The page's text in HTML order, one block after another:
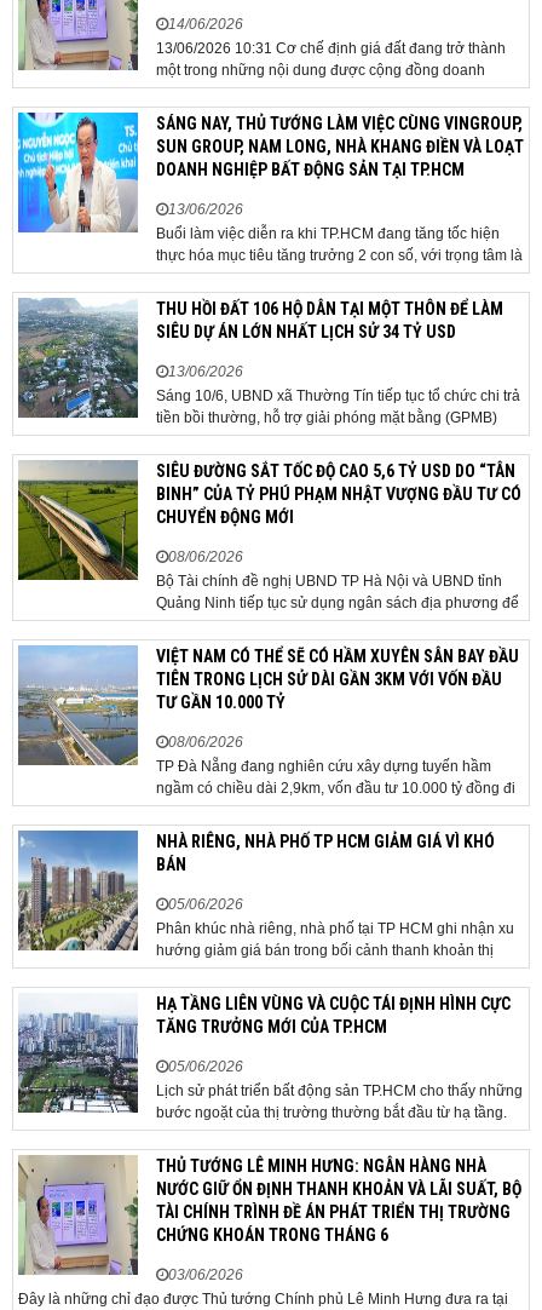
14/06/2026
13/06/2026 10:31 Cơ chế định giá đất đang trở thành
một trong những nội dung được cộng đồng doanh
nghiệp, các chuyên gia và cơ quan quản lý đặc biệt
quan tâm khi tác động trực tiếp đến quá trình triển khai
dự án, thu hút đầu tư và sự phát triển ổn định của...
SÁNG NAY, THỦ TƯỚNG LÀM VIỆC CÙNG VINGROUP,
SUN GROUP, NAM LONG, NHÀ KHANG ĐIỀN VÀ LOẠT
DOANH NGHIỆP BẤT ĐỘNG SẢN TẠI TP.HCM
13/06/2026
Buổi làm việc diễn ra khi TP.HCM đang tăng tốc hiện
thực hóa mục tiêu tăng trưởng 2 con số, với trọng tâm là
giải ngân đầu tư công, hoàn thiện mô hình chính quyền
địa phương 2 cấp, phát triển nhà ở xã hội và xử lý các
vướng mắc về cơ chế, chính...
THU HỒI ĐẤT 106 HỘ DÂN TẠI MỘT THÔN ĐỂ LÀM
SIÊU DỰ ÁN LỚN NHẤT LỊCH SỬ 34 TỶ USD
13/06/2026
Sáng 10/6, UBND xã Thường Tín tiếp tục tổ chức chi trả
tiền bồi thường, hỗ trợ giải phóng mặt bằng (GPMB)
cho 106 hộ gia đình, cá nhân thuộc diện thu hồi đất để
thực hiện dự án Khu đô thị thể thao Quốc tế Hà Nội trên
địa bàn thôn Nhuệ Giang. Trong...
SIÊU ĐƯỜNG SẮT TỐC ĐỘ CAO 5,6 TỶ USD DO “TÂN
BINH” CỦA TỶ PHÚ PHẠM NHẬT VƯỢNG ĐẦU TƯ CÓ
CHUYỂN ĐỘNG MỚI
08/06/2026
Bộ Tài chính đề nghị UBND TP Hà Nội và UBND tỉnh
Quảng Ninh tiếp tục sử dụng ngân sách địa phương để
thực hiện công tác giải phóng mặt bằng đối với phần
tuyến đi qua địa bàn hai địa phương, bảo đảm tiến độ
triển khai. Bộ Tài chính vừa có công văn...
VIỆT NAM CÓ THỂ SẼ CÓ HẦM XUYÊN SÂN BAY ĐẦU
TIÊN TRONG LỊCH SỬ DÀI GẦN 3KM VỚI VỐN ĐẦU
TƯ GẦN 10.000 TỶ
08/06/2026
TP Đà Nẵng đang nghiên cứu xây dựng tuyến hầm
ngầm có chiều dài 2,9km, vốn đầu tư 10.000 tỷ đồng đi
qua sân bay quốc tế. TP Đà Nẵng đang nghiên cứu một
phương án hạ tầng mang tính đột phá khi đề xuất xây
dựng tuyến hầm ngầm xuyên qua khu vực sân...
NHÀ RIÊNG, NHÀ PHỐ TP HCM GIẢM GIÁ VÌ KHÓ
BÁN
05/06/2026
Phân khúc nhà riêng, nhà phố tại TP HCM ghi nhận xu
hướng giảm giá bán trong bối cảnh thanh khoản thị
trường suy yếu, người mua thận trọng. Sau hơn 5 tháng
rao bán căn nhà trong hẻm khu vực Bảy Hiền, anh
Minh, một chủ nhà tại TP HCM, chấp nhận hạ giá...
HẠ TẦNG LIÊN VÙNG VÀ CUỘC TÁI ĐỊNH HÌNH CỰC
TĂNG TRƯỞNG MỚI CỦA TP.HCM
05/06/2026
Lịch sử phát triển bất động sản TP.HCM cho thấy những
bước ngoặt của thị trường thường bắt đầu từ hạ tầng.
Khi các tuyến kết nối liên vùng đồng loạt tăng tốc, cấu
trúc phát triển đô thị đang dần thay đổi, mở ra những
hành lang tăng trưởng mới và kéo theo quá...
THỦ TƯỚNG LÊ MINH HƯNG: NGÂN HÀNG NHÀ
NƯỚC GIỮ ỔN ĐỊNH THANH KHOẢN VÀ LÃI SUẤT, BỘ
TÀI CHÍNH TRÌNH ĐỀ ÁN PHÁT TRIỂN THỊ TRƯỜNG
CHỨNG KHOÁN TRONG THÁNG 6
03/06/2026
Đây là những chỉ đạo được Thủ tướng Chính phủ Lê Minh Hưng đưa ra tại